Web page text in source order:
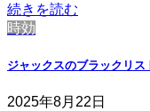
続きを読む
時効
ジャックスのブラックリ
2025年8月22日